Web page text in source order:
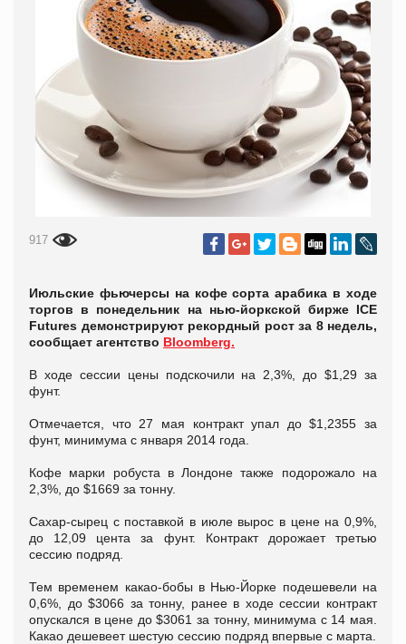
917
Июльские фьючерсы на кофе сорта арабика в ходе
торгов в понедельник на нью-йоркской бирже ICE
Futures демонстрируют рекордный рост за 8 недель,
сообщает агентство Bloomberg.
В ходе сессии цены подскочили на 2,3%, до $1,29 за
фунт.
Отмечается, что 27 мая контракт упал до $1,2355 за
фунт, минимума с января 2014 года.
Кофе марки робуста в Лондоне также подорожало на
2,3%, до $1669 за тонну.
Сахар-сырец с поставкой в июле вырос в цене на 0,9%,
до 12,09 цента за фунт. Контракт дорожает третью
сессию подряд.
Тем временем какао-бобы в Нью-Йорке подешевели на
0,6%, до $3066 за тонну, ранее в ходе сессии контракт
опускался в цене до $3061 за тонну, минимума с 14 мая.
Какао дешевеет шестую сессию подряд впервые с марта.